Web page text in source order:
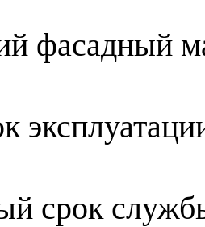
фасадный
срок